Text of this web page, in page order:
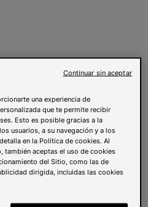
una experiencia de
que te permite recibir
Esto es posible gracias a la
usuarios, a su navegación y a los
en la Política de cookies. Al
también aceptas el uso de cookies
del Sitio, como las de
dirigida, incluidas las cookies
Continuar sin aceptar